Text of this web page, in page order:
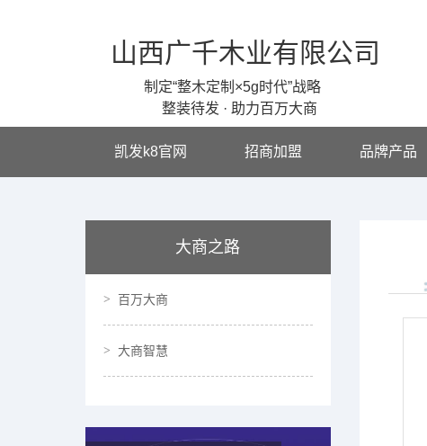
山西广千木业有限公司
制定“整木定制×5g时代”战略
整装待发 · 助力百万大商
凯发k8官网 招商加盟 品牌产品
大商之路
百万大商
大商智慧